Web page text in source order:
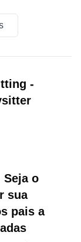
-
Seja o
sua
pais a